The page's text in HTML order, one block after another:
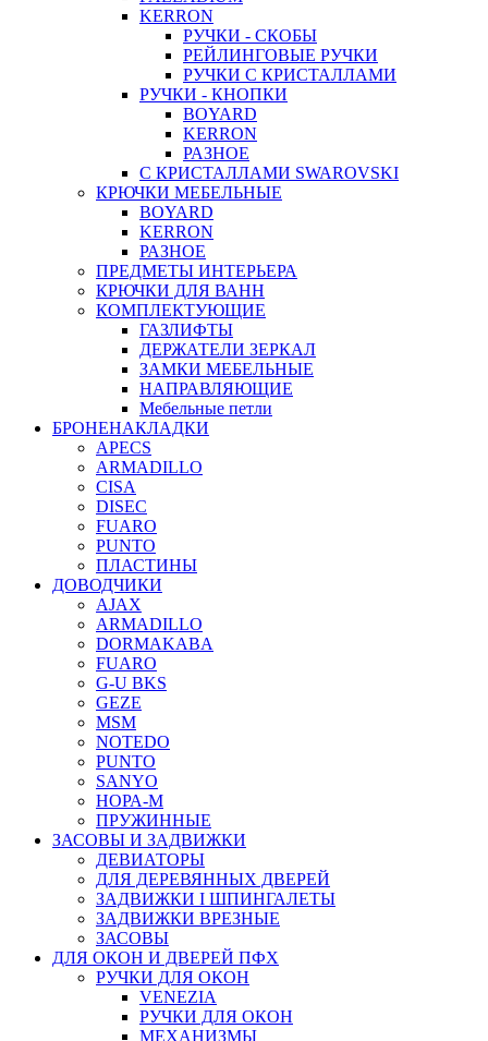
KERRON
РУЧКИ - СКОБЫ
РЕЙЛИНГОВЫЕ РУЧКИ
РУЧКИ С КРИСТАЛЛАМИ
РУЧКИ - КНОПКИ
BOYARD
KERRON
РАЗНОЕ
С КРИСТАЛЛАМИ SWAROVSKI
КРЮЧКИ МЕБЕЛЬНЫЕ
BOYARD
KERRON
РАЗНОЕ
ПРЕДМЕТЫ ИНТЕРЬЕРА
КРЮЧКИ ДЛЯ ВАНН
КОМПЛЕКТУЮЩИЕ
ГАЗЛИФТЫ
ДЕРЖАТЕЛИ ЗЕРКАЛ
ЗАМКИ МЕБЕЛЬНЫЕ
НАПРАВЛЯЮЩИЕ
Мебельные петли
БРОНЕНАКЛАДКИ
APECS
ARMADILLO
CISA
DISEC
FUARO
PUNTO
ПЛАСТИНЫ
ДОВОДЧИКИ
AJAX
ARMADILLO
DORMAKABA
FUARO
G-U BKS
GEZE
MSM
NOTEDO
PUNTO
SANYO
НОРА-М
ПРУЖИННЫЕ
ЗАСОВЫ И ЗАДВИЖКИ
ДЕВИАТОРЫ
ДЛЯ ДЕРЕВЯННЫХ ДВЕРЕЙ
ЗАДВИЖКИ I ШПИНГАЛЕТЫ
ЗАДВИЖКИ ВРЕЗНЫЕ
ЗАСОВЫ
ДЛЯ ОКОН И ДВЕРЕЙ ПФХ
РУЧКИ ДЛЯ ОКОН
VENEZIA
РУЧКИ ДЛЯ ОКОН
МЕХАНИЗМЫ